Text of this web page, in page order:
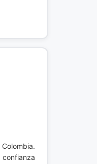
confianza